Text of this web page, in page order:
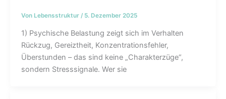
Von Lebensstruktur / 5. Dezember 2025
1) Psychische Belastung zeigt sich im Verhalten
Rückzug, Gereiztheit, Konzentrationsfehler,
Überstunden – das sind keine „Charakterzüge“,
sondern Stresssignale. Wer sie